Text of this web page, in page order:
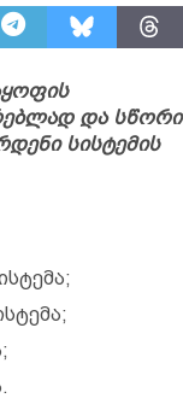
და სწორი
სისტემის